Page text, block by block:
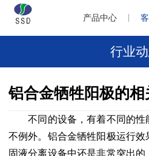
产品中心
行业
铝合金牺牲阳极的相
不同的设备，有着不同的性
不例外。铝合金牺牲阳极运行
固液分离设备中还是非常突出